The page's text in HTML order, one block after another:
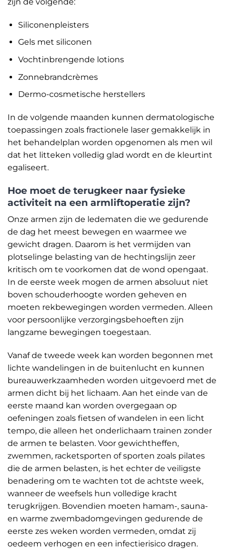
Siliconenpleisters
Gels met siliconen
Vochtinbrengende lotions
Zonnebrandcrèmes
Dermo-cosmetische herstellers
In de volgende maanden kunnen dermatologische
toepassingen zoals fractionele laser gemakkelijk in
het behandelplan worden opgenomen als men wil
dat het litteken volledig glad wordt en de kleurtint
egaliseert.
Hoe moet de terugkeer naar fysieke
activiteit na een armliftoperatie zijn?
Onze armen zijn de ledematen die we gedurende
de dag het meest bewegen en waarmee we
gewicht dragen. Daarom is het vermijden van
plotselinge belasting van de hechtingslijn zeer
kritisch om te voorkomen dat de wond opengaat.
In de eerste week mogen de armen absoluut niet
boven schouderhoogte worden geheven en
moeten rekbewegingen worden vermeden. Alleen
voor persoonlijke verzorgingsbehoeften zijn
langzame bewegingen toegestaan.
Vanaf de tweede week kan worden begonnen met
lichte wandelingen in de buitenlucht en kunnen
bureauwerkzaamheden worden uitgevoerd met de
armen dicht bij het lichaam. Aan het einde van de
eerste maand kan worden overgegaan op
oefeningen zoals fietsen of wandelen in een licht
tempo, die alleen het onderlichaam trainen zonder
de armen te belasten. Voor gewichtheffen,
zwemmen, racketsporten of sporten zoals pilates
die de armen belasten, is het echter de veiligste
benadering om te wachten tot de achtste week,
wanneer de weefsels hun volledige kracht
terugkrijgen. Bovendien moeten hamam-, sauna-
en warme zwembadomgevingen gedurende de
eerste zes weken worden vermeden, omdat zij
oedeem verhogen en een infectierisico dragen.